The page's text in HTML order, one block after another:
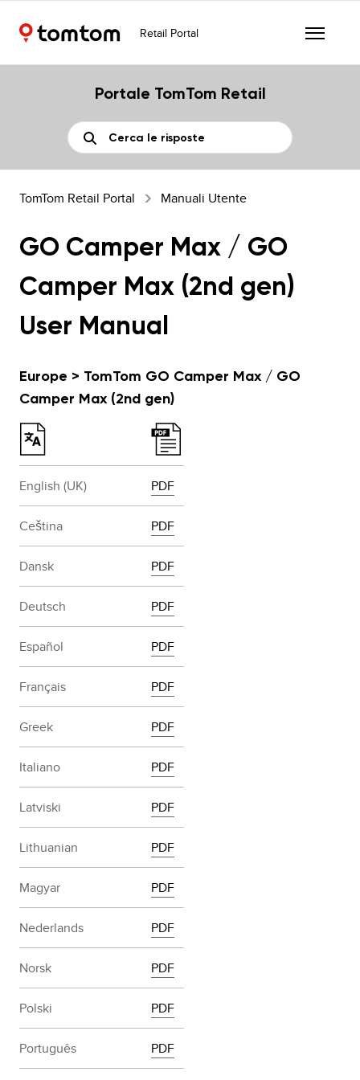
Retail Portal
Portale TomTom Retail
TomTom Retail Portal Manuali Utente
GO Camper Max / GO
Camper Max (2nd gen)
User Manual
Europe > TomTom GO Camper Max / GO
Camper Max (2nd gen)
English (UK) PDF
Ceština PDF
Dansk PDF
Deutsch PDF
Español PDF
Français PDF
Greek PDF
Italiano PDF
Latviski PDF
Lithuanian PDF
Magyar PDF
Nederlands PDF
Norsk PDF
Polski PDF
Português PDF